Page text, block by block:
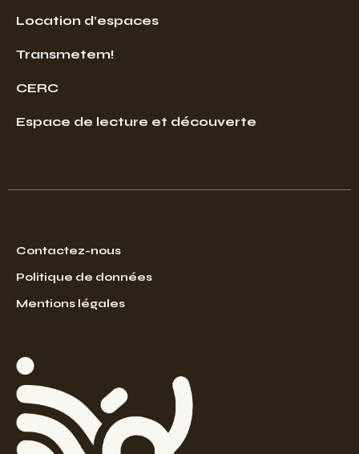
Location d’espaces
Transmetem!
CERC
Espace de lecture et découverte
Contactez-nous
Politique de données
Mentions légales